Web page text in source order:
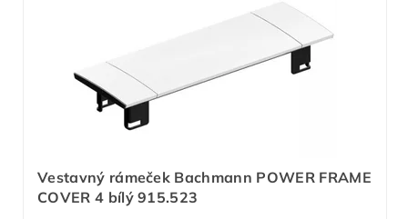
Vestavný rámeček Bachmann POWER FRAME
COVER 4 bílý 915.523